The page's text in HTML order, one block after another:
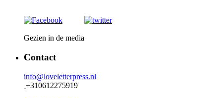
Gezien in de media
Contact
info@loveletterpress.nl
+310612275919